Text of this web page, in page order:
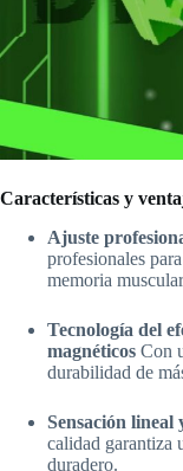
Características y
Ajuste
profesionales
memoria
Tecnología del
magnéticos Con
durabilidad de
Sensación lineal
calidad garantiza
duradero.